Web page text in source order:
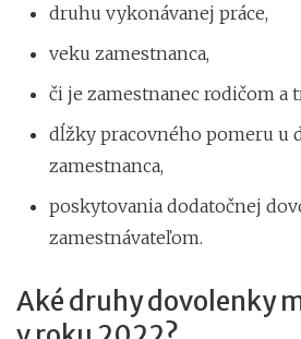
druhu vykonávanej práce,
veku zamestnanca,
či je zamestnanec rodičom a
dĺžky pracovného pomeru u
zamestnanca,
poskytovania dodatočnej
zamestnávateľom.
Aké druhy dovolenky